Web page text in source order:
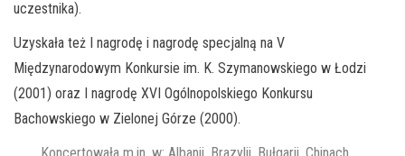
uczestnika).
Uzyskała też I nagrodę i nagrodę specjalną na V
Międzynarodowym Konkursie im. K. Szymanowskiego w Łodzi
(2001) oraz I nagrodę XVI Ogólnopolskiego Konkursu
Bachowskiego w Zielonej Górze (2000).